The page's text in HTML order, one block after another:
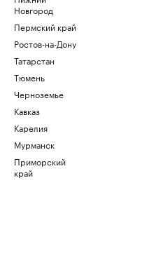
Новгород
Пермский край
Ростов-на-Дону
Татарстан
Тюмень
Черноземье
Кавказ
Карелия
Мурманск
Приморский
край